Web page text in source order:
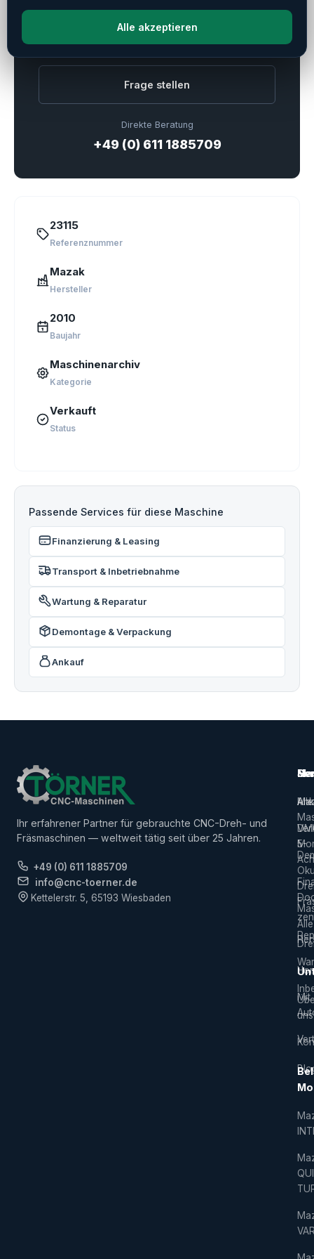
Haben Sie weitere Fragen?
Kontaktieren Sie uns!
Frage stellen
Direkte Beratung
+49 (0) 611 1885709
23115
Referenznummer
Mazak
Hersteller
2010
Baujahr
Maschinenarchiv
Kategorie
Verkauft
Status
Passende Services für diese Maschine
Finanzierung & Leasing
Transport & Inbetriebnahme
Wartung & Reparatur
Demontage & Verpackung
Ankauf
Ihr erfahrener Partner für gebrauchte CNC-Dreh- und
Fräsmaschinen — weltweit tätig seit über 25 Jahren.
+49 (0) 611 1885709
info@cnc-toerner.de
Kettelerstr. 5, 65193 Wiesbaden
Alle
5-
Mit
Alle
uns
Alle akzeptieren